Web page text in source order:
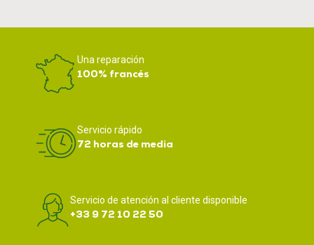
Una reparación
100% francés
Servicio rápido
72 horas de media
Servicio de atención al cliente disponible
+33 9 72 10 22 50